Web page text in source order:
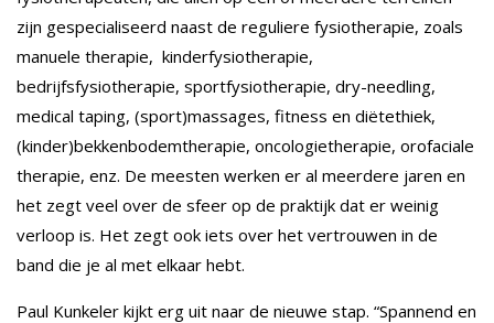
zijn gespecialiseerd naast de reguliere fysiotherapie, zoals
manuele therapie, kinderfysiotherapie,
bedrijfsfysiotherapie, sportfysiotherapie, dry-needling,
medical taping, (sport)massages, fitness en diëtethiek,
(kinder)bekkenbodemtherapie, oncologietherapie, orofaciale
therapie, enz. De meesten werken er al meerdere jaren en
het zegt veel over de sfeer op de praktijk dat er weinig
verloop is. Het zegt ook iets over het vertrouwen in de
band die je al met elkaar hebt.
Paul Kunkeler kijkt erg uit naar de nieuwe stap. “Spannend en